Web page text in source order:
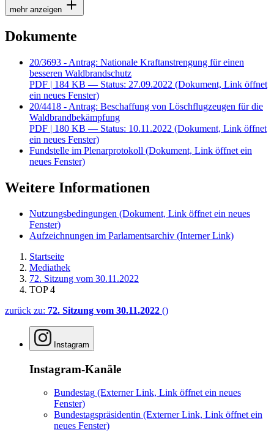
mehr anzeigen
Dokumente
20/3693 - Antrag: Nationale Kraftanstrengung für einen
besseren Waldbrandschutz
PDF | 184 KB — Status: 27.09.2022 (Dokument, Link öffnet
ein neues Fenster)
20/4418 - Antrag: Beschaffung von Löschflugzeugen für die
Waldbrandbekämpfung
PDF | 180 KB — Status: 10.11.2022 (Dokument, Link öffnet
ein neues Fenster)
Fundstelle im Plenarprotokoll (Dokument, Link öffnet ein
neues Fenster)
Weitere Informationen
Nutzungsbedingungen (Dokument, Link öffnet ein neues
Fenster)
Aufzeichnungen im Parlamentsarchiv (Interner Link)
Startseite
Mediathek
72. Sitzung vom 30.11.2022
TOP 4
zurück zu: 72. Sitzung vom 30.11.2022 ()
Instagram
Instagram-Kanäle
Bundestag (Externer Link, Link öffnet ein neues
Fenster)
Bundestagspräsidentin (Externer Link, Link öffnet ein
neues Fenster)